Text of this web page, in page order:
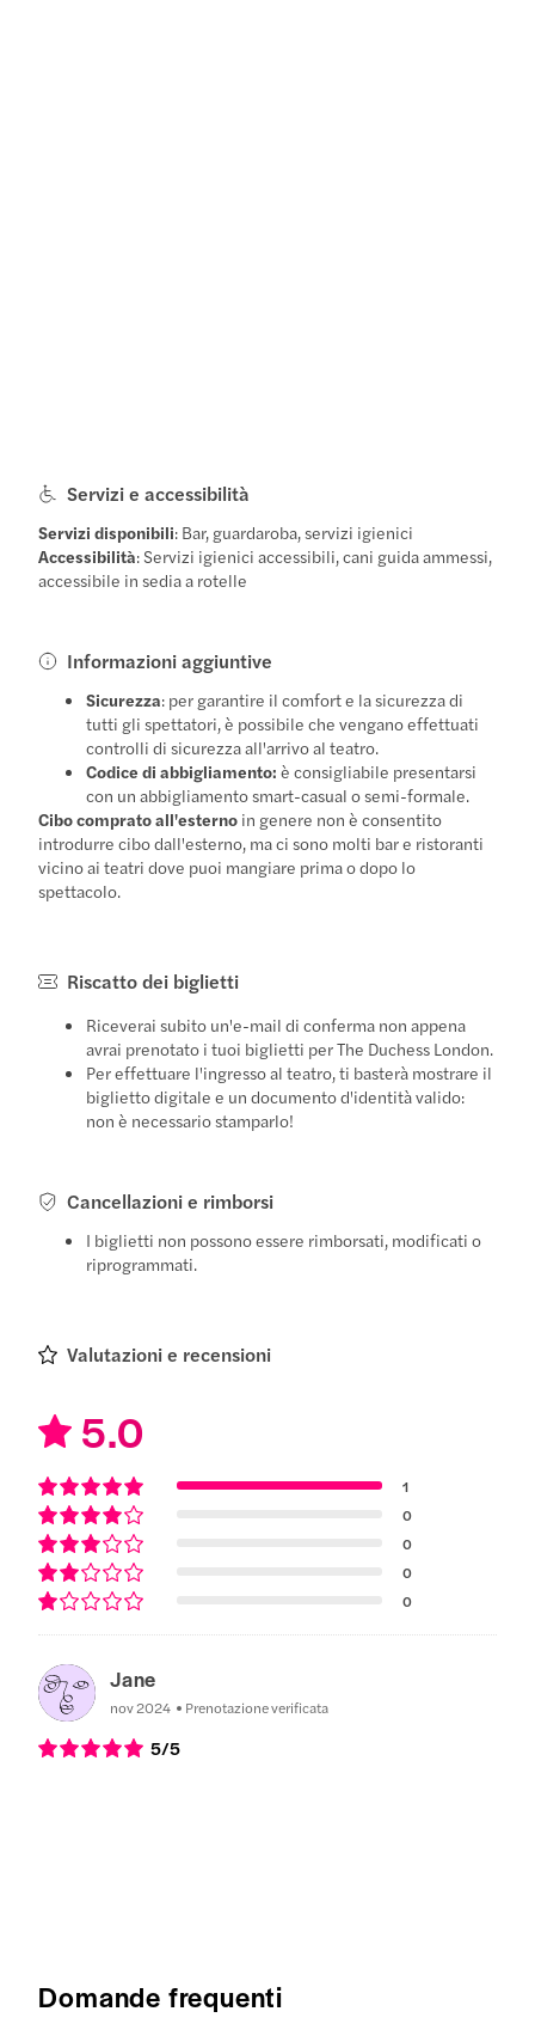
Servizi e accessibilità
Servizi disponibili: Bar, guardaroba, servizi igienici
Accessibilità: Servizi igienici accessibili, cani guida ammessi,
accessibile in sedia a rotelle
Informazioni aggiuntive
Sicurezza: per garantire il comfort e la sicurezza di
tutti gli spettatori, è possibile che vengano effettuati
controlli di sicurezza all'arrivo al teatro.
Codice di abbigliamento: è consigliabile presentarsi
con un abbigliamento smart-casual o semi-formale.
Cibo comprato all'esterno in genere non è consentito
introdurre cibo dall'esterno, ma ci sono molti bar e ristoranti
vicino ai teatri dove puoi mangiare prima o dopo lo
spettacolo.
Riscatto dei biglietti
Riceverai subito un'e-mail di conferma non appena
avrai prenotato i tuoi biglietti per The Duchess London.
Per effettuare l'ingresso al teatro, ti basterà mostrare il
biglietto digitale e un documento d'identità valido:
non è necessario stamparlo!
Cancellazioni e rimborsi
I biglietti non possono essere rimborsati, modificati o
riprogrammati.
Valutazioni e recensioni
5.0
1
0
0
0
0
Jane
nov 2024 Prenotazione verificata
5/5
Domande frequenti